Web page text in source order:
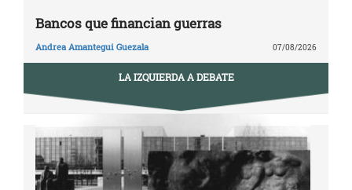
Bancos que financian guerras
Andrea Amantegui Guezala 07/08/2026
LA IZQUIERDA A DEBATE